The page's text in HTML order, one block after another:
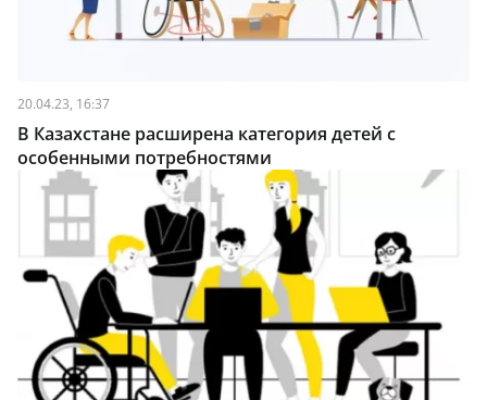
20.04.23, 16:37
В Казахстане расширена категория детей с
особенными потребностями